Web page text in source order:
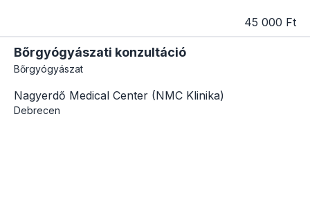
45 000 Ft
Bőrgyógyászati konzultáció
Bőrgyógyászat
Nagyerdő Medical Center (NMC Klinika)
Debrecen